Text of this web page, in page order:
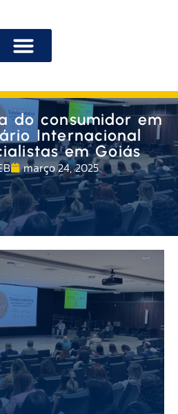
do consumidor em
Internacional
em Goiás
março 24, 2025